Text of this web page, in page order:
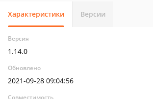
Характеристики Версии
Версия
1.14.0
Обновлено
2021-09-28 09:04:56
Совместимость